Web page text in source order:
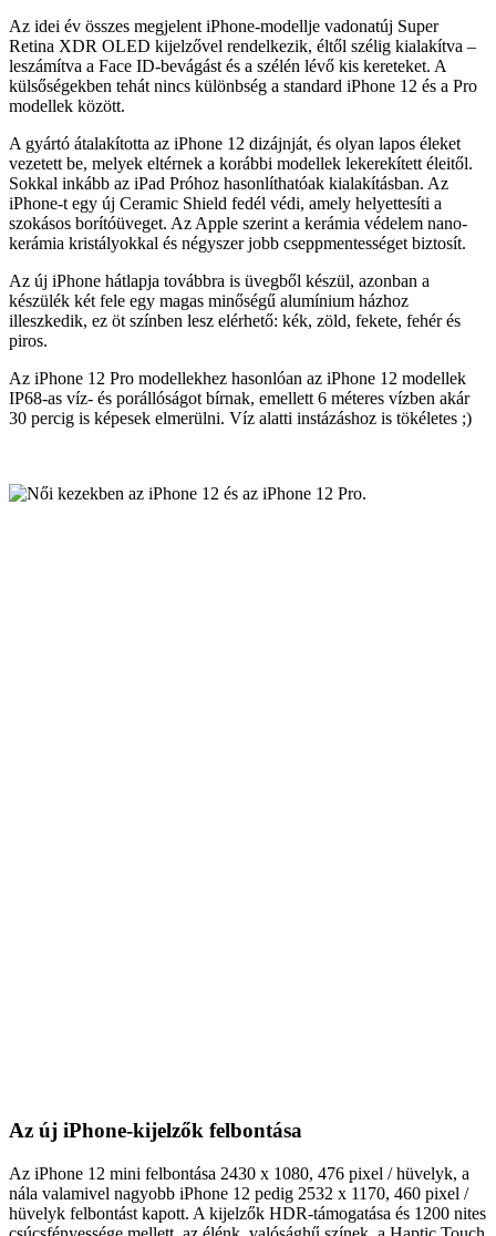
Az idei év összes megjelent iPhone-modellje vadonatúj Super
Retina XDR OLED kijelzővel rendelkezik, éltől szélig kialakítva –
leszámítva a Face ID-bevágást és a szélén lévő kis kereteket. A
külsőségekben tehát nincs különbség a standard iPhone 12 és a Pro
modellek között.
A gyártó átalakította az iPhone 12 dizájnját, és olyan lapos éleket
vezetett be, melyek eltérnek a korábbi modellek lekerekített éleitől.
Sokkal inkább az iPad Próhoz hasonlíthatóak kialakításban. Az
iPhone-t egy új Ceramic Shield fedél védi, amely helyettesíti a
szokásos borítóüveget. Az Apple szerint a kerámia védelem nano-
kerámia kristályokkal és négyszer jobb cseppmentességet biztosít.
Az új iPhone hátlapja továbbra is üvegből készül, azonban a
készülék két fele egy magas minőségű alumínium házhoz
illeszkedik, ez öt színben lesz elérhető: kék, zöld, fekete, fehér és
piros.
Az iPhone 12 Pro modellekhez hasonlóan az iPhone 12 modellek
IP68-as víz- és porállóságot bírnak, emellett 6 méteres vízben akár
30 percig is képesek elmerülni. Víz alatti instázáshoz is tökéletes ;)
Az új iPhone-kijelzők felbontása
Az iPhone 12 mini felbontása 2430 x 1080, 476 pixel / hüvelyk, a
nála valamivel nagyobb iPhone 12 pedig 2532 x 1170, 460 pixel /
hüvelyk felbontást kapott. A kijelzők HDR-támogatása és 1200 nites